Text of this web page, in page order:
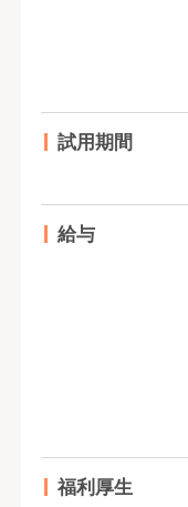
試用期間
給与
福利厚生